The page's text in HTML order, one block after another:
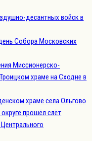
десантных войск в
Собора Московских
Миссионерско-
храме на Сходне в
храме села Ольгово
прошёл слёт